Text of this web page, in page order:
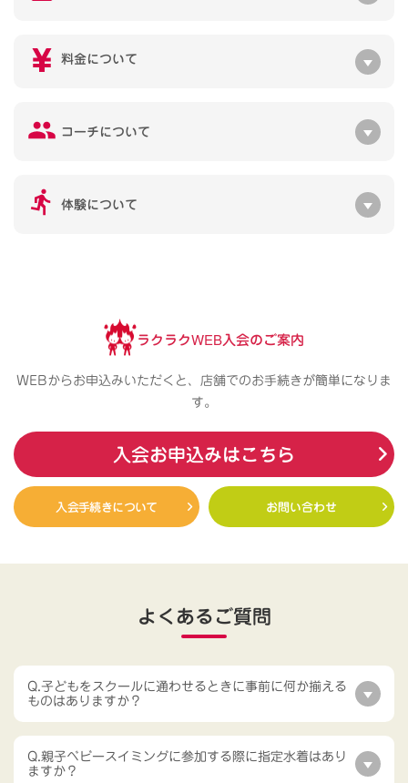
料金について
コーチについて
体験について
ラクラクWEB入会のご案内
WEBからお申込みいただくと、店舗でのお手続きが簡単になりま
す。
入会お申込みはこちら
入会手続きについて お問い合わせ
よくあるご質問
Q.子どもをスクールに通わせるときに事前に何か揃える
ものはありますか？
Q.親子ベビースイミングに参加する際に指定水着はあり
ますか？